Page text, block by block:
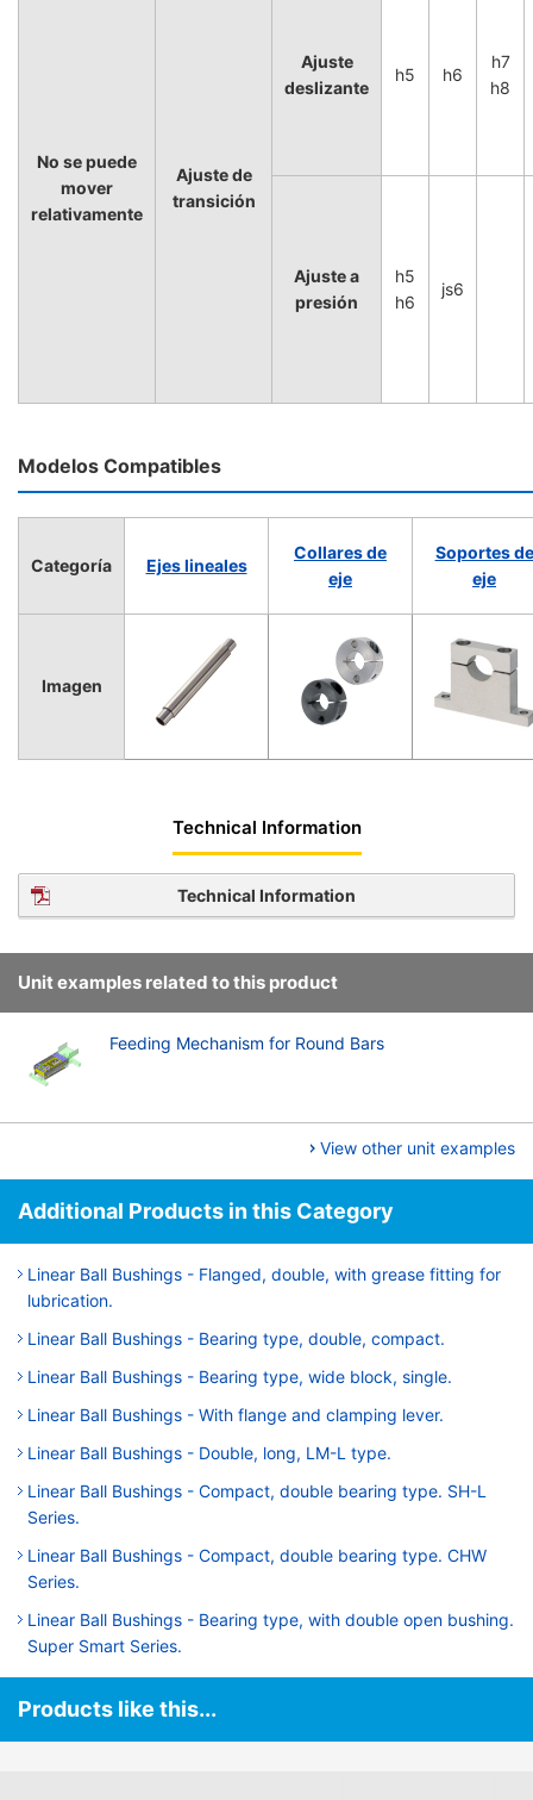
No se puede
mover
relativamente
Ajuste de
transición
Ajuste
deslizante
h5 h6
h7
h8
Ajuste a
presión
h5
h6
js6
Modelos Compatibles
Categoría Ejes lineales
Collares de
eje
Soportes de
eje
Imagen
Technical Information
Technical Information
Unit examples related to this product
Feeding Mechanism for Round Bars
View other unit examples
Additional Products in this Category
Linear Ball Bushings - Flanged, double, with grease fitting for
lubrication.
Linear Ball Bushings - Bearing type, double, compact.
Linear Ball Bushings - Bearing type, wide block, single.
Linear Ball Bushings - With flange and clamping lever.
Linear Ball Bushings - Double, long, LM-L type.
Linear Ball Bushings - Compact, double bearing type. SH-L
Series.
Linear Ball Bushings - Compact, double bearing type. CHW
Series.
Linear Ball Bushings - Bearing type, with double open bushing.
Super Smart Series.
Products like this...